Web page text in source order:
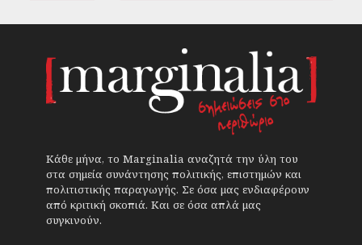
Κάθε μήνα, το Marginalia αναζητά την ύλη του
στα σημεία συνάντησης πολιτικής, επιστημών και
πολιτιστικής παραγωγής. Σε όσα μας ενδιαφέρουν
από κριτική σκοπιά. Και σε όσα απλά μας
συγκινούν.